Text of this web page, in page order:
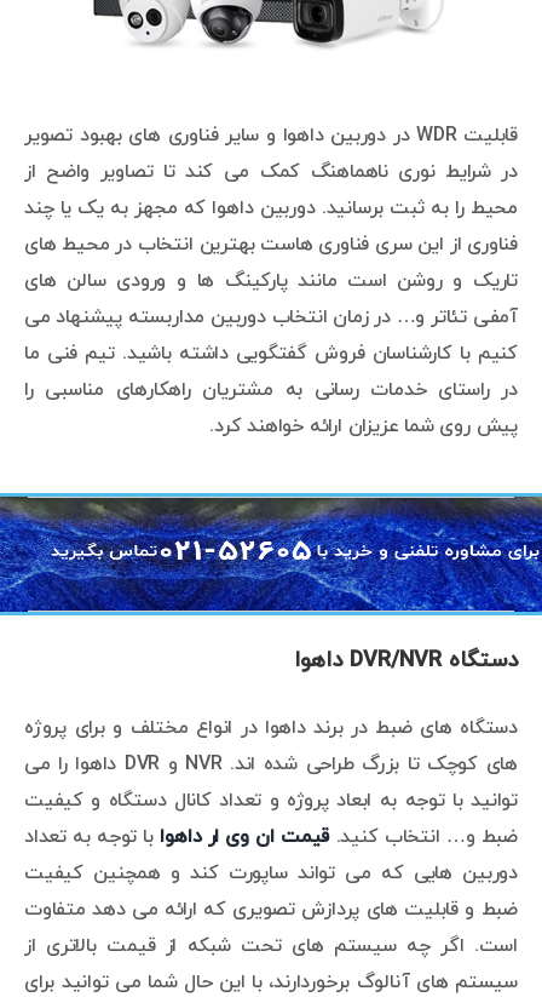
قابلیت WDR در دوربین داهوا و سایر فناوری های بهبود تصویر
در شرایط نوری ناهماهنگ کمک می کند تا تصاویر واضح از
محیط را به ثبت برسانید. دوربین داهوا که مجهز به یک یا چند
فناوری از این سری فناوری هاست بهترین انتخاب در محیط های
تاریک و روشن است مانند پارکینگ ها و ورودی سالن های
آمفی تئاتر و… در زمان انتخاب دوربین مداربسته پیشنهاد می
کنیم با کارشناسان فروش گفتگویی داشته باشید. تیم فنی ما
در راستای خدمات رسانی به مشتریان راهکارهای مناسبی را
پیش روی شما عزیزان ارائه خواهند کرد.
دستگاه DVR/NVR داهوا
دستگاه های ضبط در برند داهوا در انواع مختلف و برای پروژه
های کوچک تا بزرگ طراحی شده اند. NVR و DVR داهوا را می
توانید با توجه به ابعاد پروژه و تعداد کانال دستگاه و کیفیت
ضبط و… انتخاب کنید.قیمت ان وی ار داهوا با توجه به تعداد
دوربین هایی که می تواند ساپورت کند و همچنین کیفیت
ضبط و قابلیت های پردازش تصویری که ارائه می دهد متفاوت
است. اگر چه سیستم های تحت شبکه از قیمت بالاتری از
سیستم های آنالوگ برخوردارند، با این حال شما می توانید برای